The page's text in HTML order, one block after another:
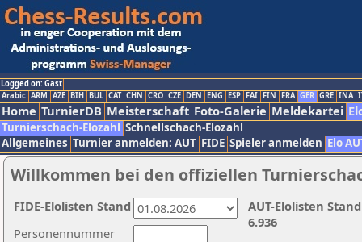
Logged on: Gast
Arabic ARM AZE BIH BUL CAT CHN CRO CZE DEN ENG ESP FAI FIN FRA GER GRE INA
Home TurnierDB Meisterschaft Foto-Galerie Meldekartei
Turnierschach-Elozahl Schnellschach-Elozahl
Allgemeines Turnier anmelden: AUT FIDE Spieler anmelden Elo
Willkommen bei den offiziellen
Personennummer
AUT-Elolisten
6.936
FIDE-Elolisten Stand